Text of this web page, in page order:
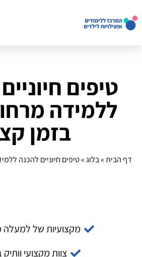
טיפים
ללמידה
בזמן
דף הבית»בלוג»טיפים חיוניים להכנה
מקצועיות של למעלה מ- 14
צוות מקצועי